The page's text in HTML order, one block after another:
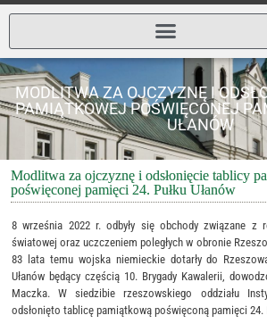
MODLITWA ZA OJCZYZNĘ I
PAMIĄTKOWEJ POŚWIĘCONEJ
UŁANÓW
Modlitwa za ojczyznę i odsłonięcie tablicy
poświęconej pamięci 24. Pułku Ułanów
8 września 2022 r. odbyły się obchody związane z
światowej oraz uczczeniem poległych w obronie
83 lata temu wojska niemieckie dotarły do
Ułanów będący częścią 10. Brygady Kawalerii,
Maczka. W siedzibie rzeszowskiego oddziału
odsłonięto tablicę pamiątkową poświęconą pamięci 24.